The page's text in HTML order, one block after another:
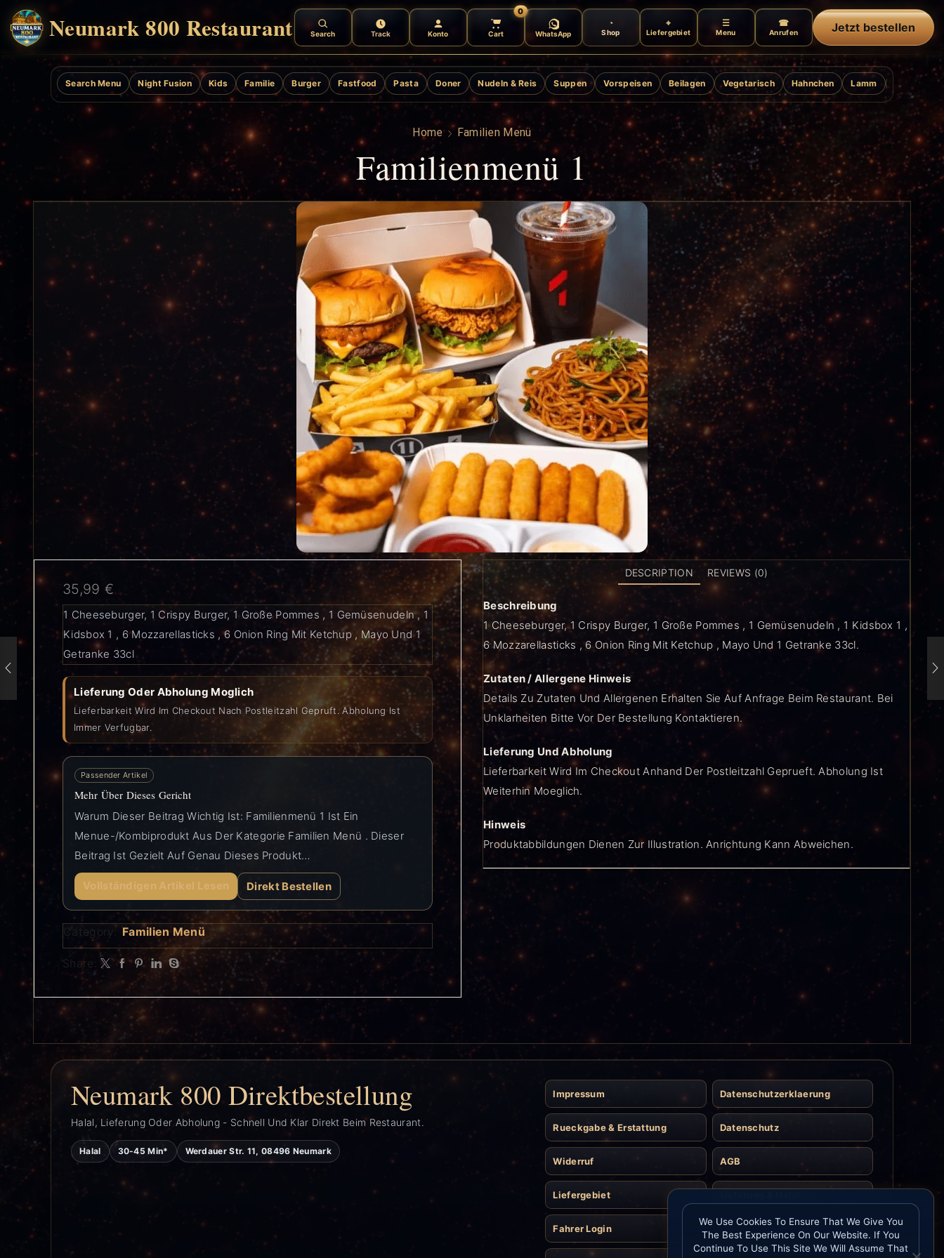
Neumark 800 Restaurant Menu
Shop Liefergebiet
Search Track Konto Cart
0
WhatsApp Anrufen Jetzt bestellen
Search Menu Night Fusion Kids Familie Burger Fastfood Pasta Doner Nudeln & Reis Suppen Vorspeisen Beilagen Vegetarisch Hahnchen Lamm Ente
Home Familien Menü
Familienmenü 1
35,99 €
1 Cheeseburger, 1 Crispy Burger, 1 Große Pommes , 1 Gemüsenudeln , 1
Kidsbox 1 , 6 Mozzarellasticks , 6 Onion Ring Mit Ketchup , Mayo Und 1
Getranke 33cl
Lieferung Oder Abholung Moglich
Lieferbarkeit Wird Im Checkout Nach Postleitzahl Gepruft. Abholung Ist
Immer Verfugbar.
Passender Artikel
Mehr Über Dieses Gericht
Warum Dieser Beitrag Wichtig Ist: Familienmenü 1 Ist Ein
Menue-/Kombiprodukt Aus Der Kategorie Familien Menü . Dieser
Beitrag Ist Gezielt Auf Genau Dieses Produkt…
Vollständigen Artikel Lesen Direkt Bestellen
Category: Familien Menü
Share:
DESCRIPTION REVIEWS (0)
Beschreibung
1 Cheeseburger, 1 Crispy Burger, 1 Große Pommes , 1 Gemüsenudeln , 1 Kidsbox 1 ,
6 Mozzarellasticks , 6 Onion Ring Mit Ketchup , Mayo Und 1 Getranke 33cl.
Zutaten / Allergene Hinweis
Details Zu Zutaten Und Allergenen Erhalten Sie Auf Anfrage Beim Restaurant. Bei
Unklarheiten Bitte Vor Der Bestellung Kontaktieren.
Lieferung Und Abholung
Lieferbarkeit Wird Im Checkout Anhand Der Postleitzahl Geprueft. Abholung Ist
Weiterhin Moeglich.
Hinweis
Produktabbildungen Dienen Zur Illustration. Anrichtung Kann Abweichen.
Neumark 800 Direktbestellung
Halal, Lieferung Oder Abholung - Schnell Und Klar Direkt Beim Restaurant.
Halal 30-45 Min* Werdauer Str. 11, 08496 Neumark
Impressum Datenschutzerklaerung
Rueckgabe & Erstattung Datenschutz
Widerruf AGB
Liefergebiet
Fahrer Login Kontakt
We Use Cookies To Ensure That We Give You
The Best Experience On Our Website. If You
Continue To Use This Site We Will Assume That